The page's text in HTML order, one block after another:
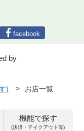
facebook
by
) お店一覧
機能で探す
(決済・テイクアウト等)